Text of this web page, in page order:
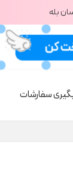
بله
سفارشات